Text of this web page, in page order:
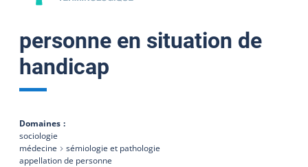
personne en situation de
handicap
Domaines
sociologie
médecine
sémiologie et pathologie
appellation de personne